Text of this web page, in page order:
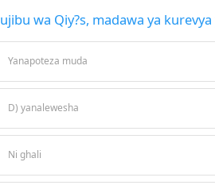
wa Qiy?s, madawa ya
Yanapoteza muda
D) yanalewesha
Ni ghali